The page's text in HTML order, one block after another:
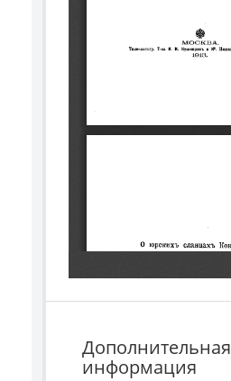
Дополнительная
информация